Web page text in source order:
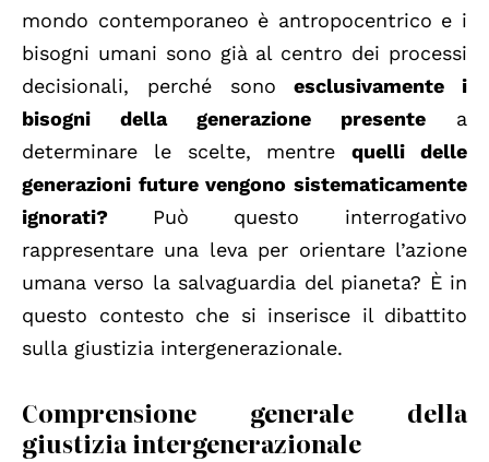
mondo contemporaneo è antropocentrico e i
bisogni umani sono già al centro dei processi
decisionali, perché sonoesclusivamente i
bisogni della generazione presente a
determinare le scelte, mentrequelli delle
generazioni future vengono sistematicamente
ignorati?
Può questo interrogativo
rappresentare una leva per orientare l’azione
umana verso la salvaguardia del pianeta? È in
questo contesto che si inserisce il dibattito
sulla giustizia intergenerazionale.
Comprensione generale della
giustizia intergenerazionale